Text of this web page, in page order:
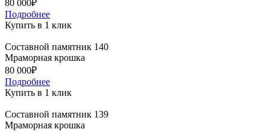
80 000₽
Подробнее
Купить в 1 клик
Составной памятник 140
Мраморная крошка
80 000₽
Подробнее
Купить в 1 клик
Составной памятник 139
Мраморная крошка